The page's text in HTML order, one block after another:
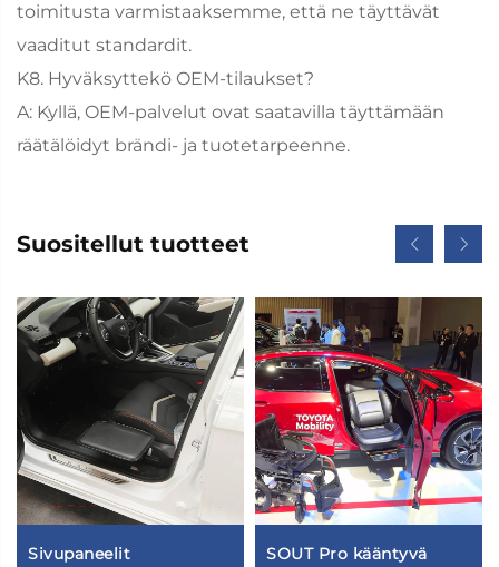
toimitusta varmistaaksemme, että ne täyttävät
vaaditut standardit.
K8. Hyväksyttekö OEM-tilaukset?
A: Kyllä, OEM-palvelut ovat saatavilla täyttämään
räätälöidyt brändi- ja tuotetarpeenne.
Suositellut tuotteet
Sivupaneelit
SOUT Pro kääntyvä